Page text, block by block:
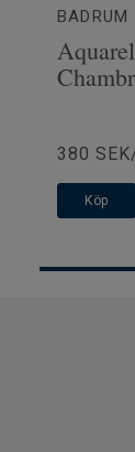
BADRUM
380
Köp